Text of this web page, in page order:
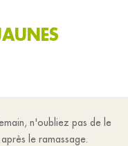
n'oubliez pas de le
le ramassage.